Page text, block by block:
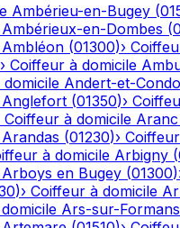
Ambérieu-en-Bugey (
Ambérieux-en-Dombes (
Ambléon (01300)›
› Coiffeur à domicile
Andert-et-
Anglefort (01350)›
Coiffeur à domicile Aranc
Arandas (01230)›
à domicile Arbigny (
Arboys en Bugey (01300)
)› Coiffeur à domicile
Ars-sur-Formans